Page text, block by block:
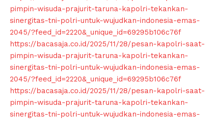
Subscription Plans
My account
Klinik Gigi
Klinik Gigi Surabaya
Klinik Gigi Terdekat
Klinik Gigi terbaik
pimpin-wisuda-prajurit-taruna-kapolri-tekankan-
sinergitas-tni-polri-untuk-wujudkan-indonesia-emas-
2045/?feed_id=2220&_unique_id=69295b106c76f
https://bacasaja.co.id/2025/11/28/pesan-kapolri-saat-
pimpin-wisuda-prajurit-taruna-kapolri-tekankan-
sinergitas-tni-polri-untuk-wujudkan-indonesia-emas-
2045/?feed_id=2220&_unique_id=69295b106c76f
https://bacasaja.co.id/2025/11/28/pesan-kapolri-saat-
pimpin-wisuda-prajurit-taruna-kapolri-tekankan-
sinergitas-tni-polri-untuk-wujudkan-indonesia-emas-